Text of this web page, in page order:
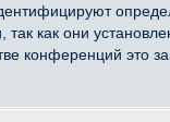
как они
конференций это